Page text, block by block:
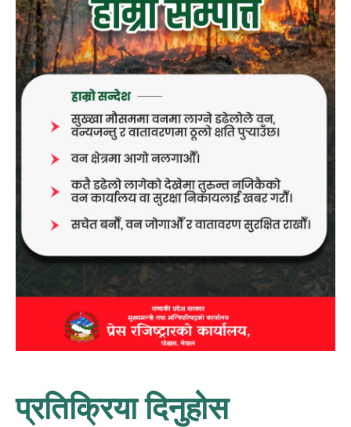
प्रतिक्रिया दिनुहोस